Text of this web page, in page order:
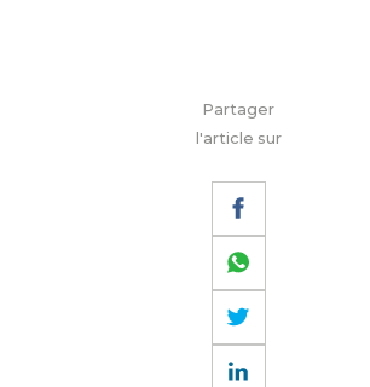
Partager
l'article sur